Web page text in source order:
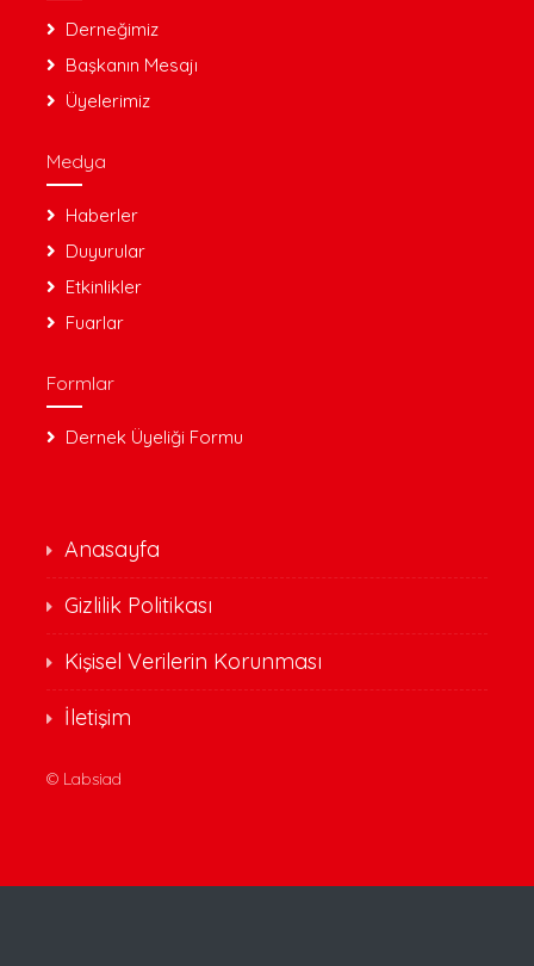
Derneğimiz
Başkanın Mesajı
Üyelerimiz
Medya
Haberler
Duyurular
Etkinlikler
Fuarlar
Formlar
Dernek Üyeliği Formu
Anasayfa
Gizlilik Politikası
Kişisel Verilerin Korunması
İletişim
© Labsiad